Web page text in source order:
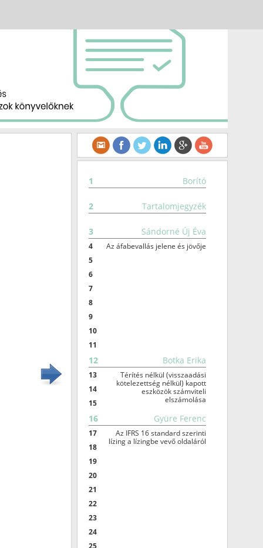
1 Borító
2 Tartalomjegyzék
3 Sándorné Új Éva
4
5
6
7
8
9
10
11
Az áfabevallás jelene és jövője
12 Botka Erika
13
14
15
Térítés nélkül (visszaadási
kötelezettség nélkül) kapott
eszközök számviteli
elszámolása
16 Gyüre Ferenc
17
18
19
20
21
22
23
24
25
Az IFRS 16 standard szerinti
lízing a lízingbe vevő oldaláról